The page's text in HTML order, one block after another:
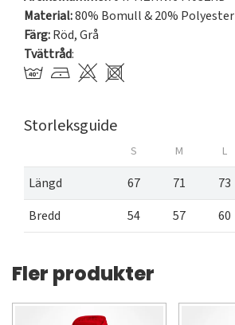
Material:80% Bomull & 20% Polyester
Färg:Röd,Grå
Tvättråd:
Storleksguide
S M L
Längd 67 71 73
Bredd
54 57 60
Fler produkter